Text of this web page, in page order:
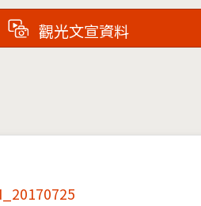
觀光文宣資料